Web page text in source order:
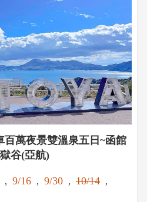
萬夜景雙溫泉五日~函館
谷(亞航)
, 9/16 , 9/30 , 10/14 ,